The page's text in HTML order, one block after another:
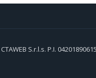
S.r.l.s. P.I. 04201890615